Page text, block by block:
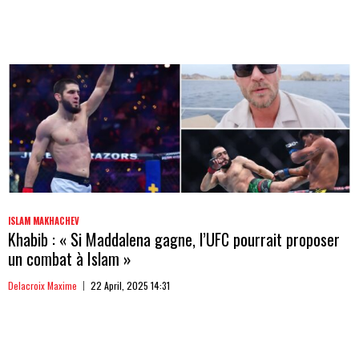
ISLAM MAKHACHEV
Khabib : « Si Maddalena gagne, l’UFC pourrait proposer
un combat à Islam »
Delacroix Maxime 22 April, 2025 14:31